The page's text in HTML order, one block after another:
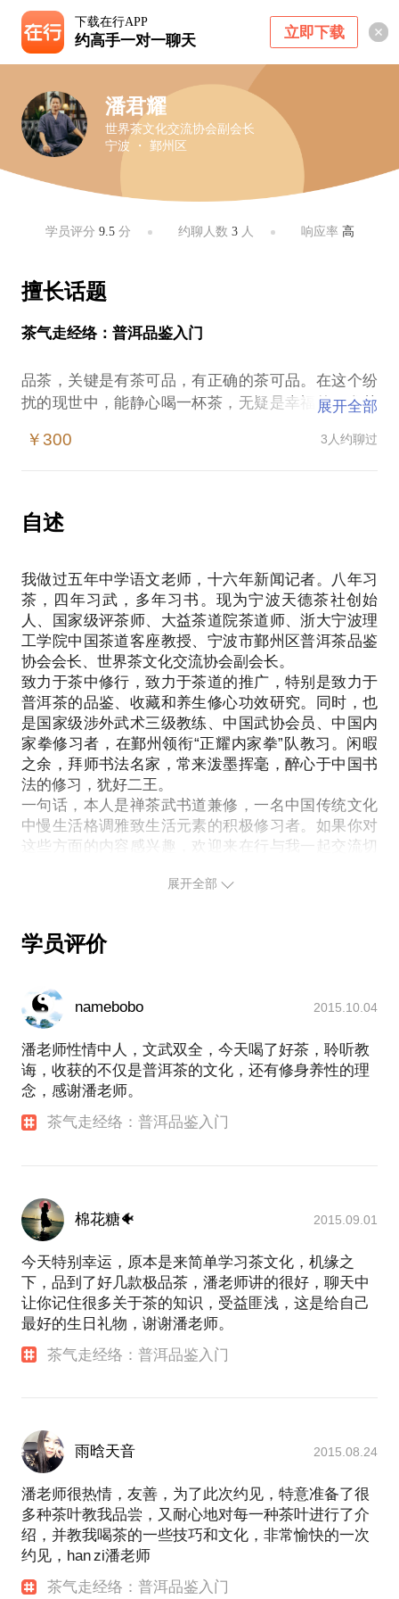
下载在行APP
约高手一对一聊天 立即下载
潘君耀
世界茶文化交流协会副会长
宁波 ・ 鄞州区
学员评分 9.5分 约聊人数 3人 响应率 高
擅长话题
茶气走经络：普洱品鉴入门
品茶，关键是有茶可品，有正确的茶可品。在这个纷
扰的现世中，能静心喝一杯茶，无疑是幸福的。尤其
感”，“四碗发轻汗”，茶气走经络，洗去你一身凡尘，
入。在这方面，我能为你提供帮助。
其实，好茶自己会说话。我会用收藏多年的普洱茶来
在品饮中，我们再聊聊对于普洱茶这种“茶中之茶”的
各种话题：生茶和熟茶、新茶和老茶、拼配茶和山头
茶、如何品鉴普洱茶、如何正确以普洱茶来养生修
心、普洱茶史话、如何正确收藏普洱……
我做了无数场的茶道讲座和各种茶会，同时也带出了
无数茶友。跟我一块儿喝茶的茶友都慢慢地“专业”起
来。相信此茶课结束时，你的普洱茶品鉴等级可能也
升了一层。此外，你还可以获得：
品尝适合您目前品鉴水准的普洱茶；
获得一份价值在300元左右的普洱茶；
一堂为你量身定制的普洱茶课；
可以申请加入鄞州区普洱茶品鉴协会，并参加各种茶
展开全部
￥300 3人约聊过
自述
我做过五年中学语文老师，十六年新闻记者。八年习
茶，四年习武，多年习书。现为宁波天德茶社创始
人、国家级评茶师、大益茶道院茶道师、浙大宁波理
工学院中国茶道客座教授、宁波市鄞州区普洱茶品鉴
协会会长、世界茶文化交流协会副会长。
致力于茶中修行，致力于茶道的推广，特别是致力于
普洱茶的品鉴、收藏和养生修心功效研究。同时，也
是国家级涉外武术三级教练、中国武协会员、中国内
家拳修习者，在鄞州领衔“正耀内家拳”队教习。闲暇
之余，拜师书法名家，常来泼墨挥毫，醉心于中国书
法的修习，犹好二王。
一句话，本人是禅茶武书道兼修，一名中国传统文化
中慢生活格调雅致生活元素的积极修习者。如果你对
这些方面的内容感兴趣，欢迎来在行与我一起交流切
展开全部
学员评价
namebobo 2015.10.04
潘老师性情中人，文武双全，今天喝了好茶，聆听教
诲，收获的不仅是普洱茶的文化，还有修身养性的理
念，感谢潘老师。
茶气走经络：普洱品鉴入门
棉花糖🐠 2015.09.01
今天特别幸运，原本是来简单学习茶文化，机缘之
下，品到了好几款极品茶，潘老师讲的很好，聊天中
让你记住很多关于茶的知识，受益匪浅，这是给自己
最好的生日礼物，谢谢潘老师。
茶气走经络：普洱品鉴入门
雨晗天音 2015.08.24
潘老师很热情，友善，为了此次约见，特意准备了很
多种茶叶教我品尝，又耐心地对每一种茶叶进行了介
绍，并教我喝茶的一些技巧和文化，非常愉快的一次
约见，han zi潘老师
茶气走经络：普洱品鉴入门